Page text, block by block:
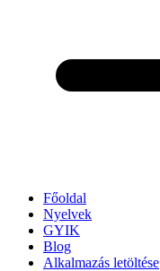
Főoldal
Nyelvek
GYIK
Blog
Alkalmazás letöltése